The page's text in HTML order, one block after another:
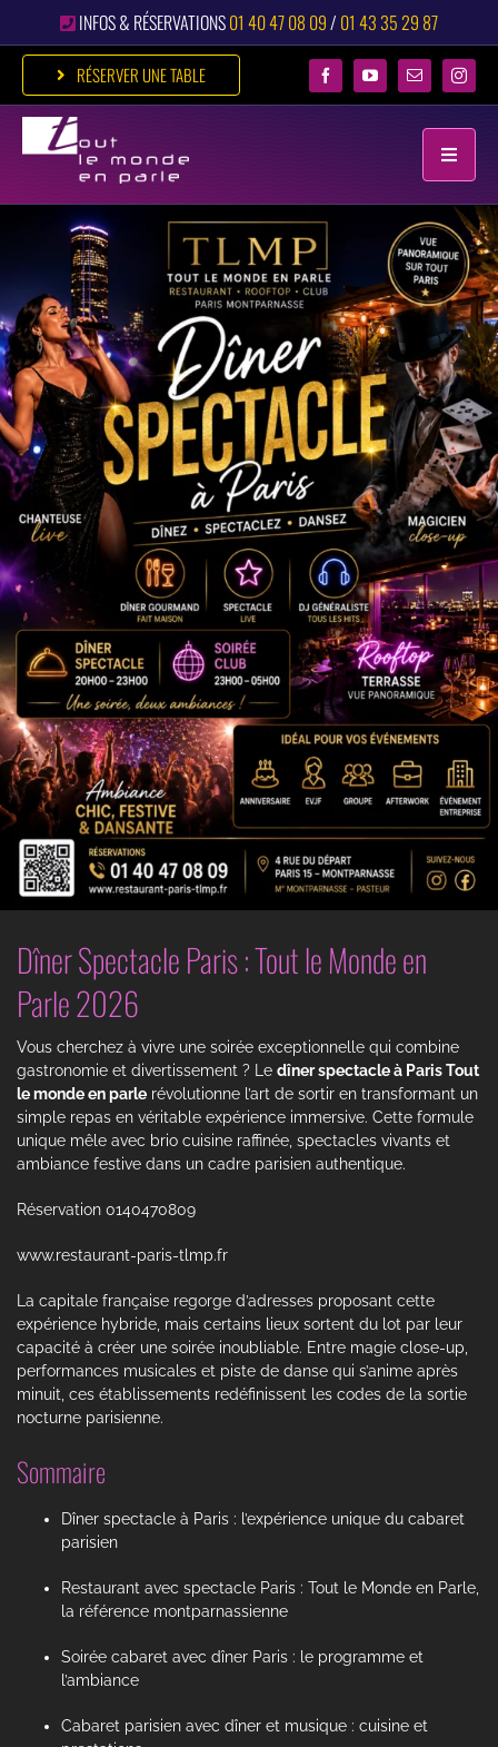
contenu
INFOS & RÉSERVATIONS01 40 47 08 09/ 01 43 35 29 87
RÉSERVER UNE TABLE
Toggle
ACCUEIL
RESTAURANT
DÎNER FESTIF
ÉVÉNEMENTS
CLUB
GALERIE
BLOG
CONTACT
RESERVER UNE TABLE
Dîner Spectacle Paris : Tout le Monde en
Parle 2026
Vous cherchez à vivre une soirée exceptionnelle qui combine
gastronomie et divertissement ? Le dîner spectacle à Paris Tout
le monde en parle révolutionne l’art de sortir en transformant un
simple repas en véritable expérience immersive. Cette formule
unique mêle avec brio cuisine raffinée, spectacles vivants et
ambiance festive dans un cadre parisien authentique.
Réservation 0140470809
www.restaurant-paris-tlmp.fr
La capitale française regorge d’adresses proposant cette
expérience hybride, mais certains lieux sortent du lot par leur
capacité à créer une soirée inoubliable. Entre magie close-up,
performances musicales et piste de danse qui s’anime après
minuit, ces établissements redéfinissent les codes de la sortie
nocturne parisienne.
Sommaire
Dîner spectacle à Paris : l’expérience unique du cabaret
parisien
Restaurant avec spectacle Paris : Tout le Monde en Parle,
la référence montparnassienne
Soirée cabaret avec dîner Paris : le programme et
l’ambiance
Cabaret parisien avec dîner et musique : cuisine et